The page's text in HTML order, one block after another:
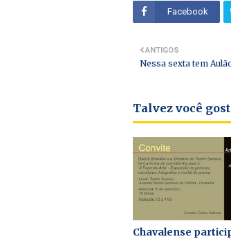
Facebook
ANTIGOS
Nessa sexta tem
Talvez você
Chavalense